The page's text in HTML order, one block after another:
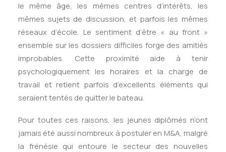
le même âge, les mêmes centres d’intérêts, les
mêmes sujets de discussion, et parfois les mêmes
réseaux d’école. Le sentiment d’être « au front »
ensemble sur les dossiers difficiles forge des amitiés
improbables. Cette proximité aide à tenir
psychologiquement les horaires et la charge de
travail et retient parfois d’excellents éléments qui
seraient tentés de quitter le bateau.
Pour toutes ces raisons, les jeunes diplômés n’ont
jamais été aussi nombreux à postuler en M&A, malgré
la frénésie qui entoure le secteur des nouvelles